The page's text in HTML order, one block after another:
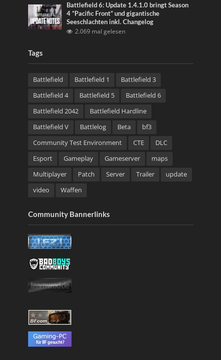
Battlefield 6: Update 1.4.1.0 bringt Season
4 “Pacific Front” und gigantische
Seeschlachten inkl. Changelog
2.069 mal gelesen
Tags
Battlefield Battlefield 1
Battlefield 3
Battlefield 4
Battlefield 5
Battlefield 6
Battlefield 2042
Battlefield Hardline
Battlefield V
Battlelog Beta
bf3
Community Test Environment
CTE
DLC
Esport
Gameplay Gameserver
maps
Multiplayer
Patch Server Trailer
update
video
Waffen
Community Bannerlinks